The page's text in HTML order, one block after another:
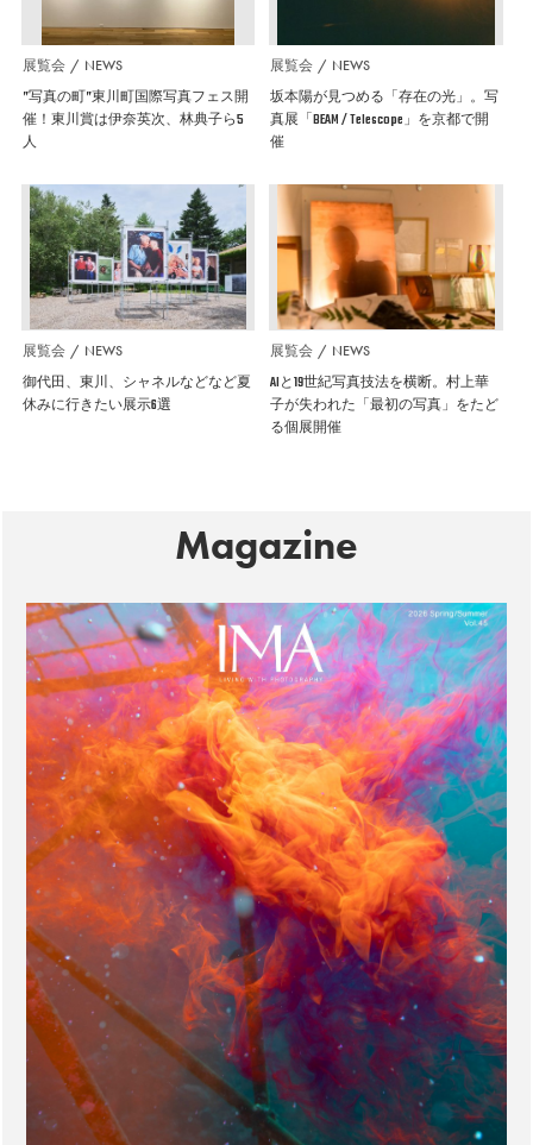
展覧会 NEWS
”写真の町”東川町国際写真フェス開
催！東川賞は伊奈英次、林典子ら5
人
展覧会 NEWS
坂本陽が見つめる「存在の光」。写
真展「BEAM / Telescope」を京都で開
催
展覧会 NEWS
御代田、東川、シャネルなどなど夏
休みに行きたい展示6選
展覧会 NEWS
AIと19世紀写真技法を横断。村上華
子が失われた「最初の写真」をたど
る個展開催
Magazine